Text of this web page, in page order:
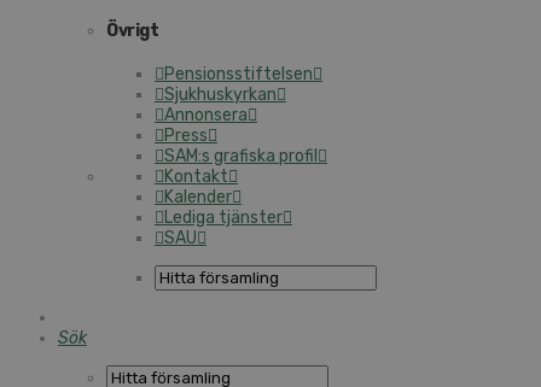
Övrigt
Pensionsstiftelsen
Sjukhuskyrkan
Annonsera
Press
SAM:s grafiska profil
Kontakt
Kalender
Lediga tjänster
SAU
Sök